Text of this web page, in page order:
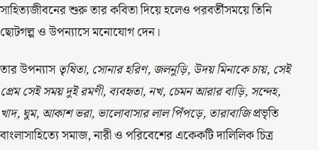
সাহিত্যজীবনের শুরু তার কবিতা দিয়ে হলেও পরবর্তীসময়ে তিনি
ছোটগল্প ও উপন্যাসে মনোযোগ দেন।
তার উপন্যাসতৃষিতা, সোনার হরিণ, জলনুড়ি, উদয় মিনাকে চায়, সেই
প্রেম সেই সময় দুই রমণী, ব্যবহৃতা, নখ, চেমন আরার বাড়ি, সন্দেহ,
খাদ, ঘুম, আকাশ ভরা, ভালোবাসার লাল পিঁপড়ে, তারাবাজিপ্রভৃতি
বাংলাসাহিত্যে সমাজ, নারী ও পরিবেশের একেকটি দালিলিক চিত্র